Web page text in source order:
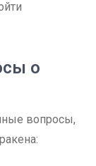
о
вопросы,